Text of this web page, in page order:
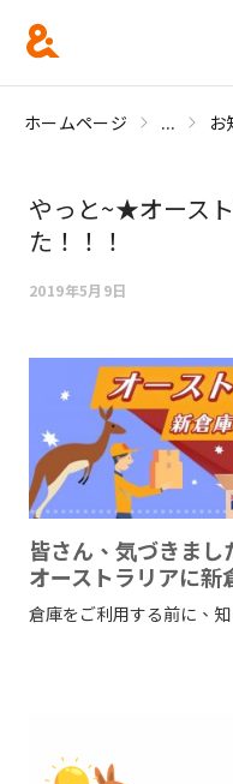
ホームページ ... お
やっと~★オース
た！！！
2019年5月9日
皆さん、気づきまし
オーストラリアに新
倉庫をご利用する前に、